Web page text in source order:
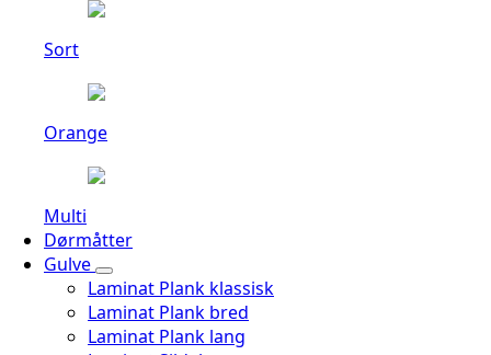
Sort
Orange
Multi
Dørmåtter
Gulve
Laminat Plank klassisk
Laminat Plank bred
Laminat Plank lang